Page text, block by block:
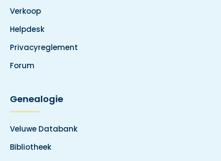
Verkoop
Helpdesk
Privacyreglement
Forum
Genealogie
Veluwe Databank
Bibliotheek